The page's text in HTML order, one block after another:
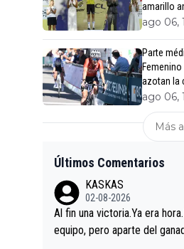
amarillo
ago 06,
Parte
azotan la
ago 06,
Más
Últimos Comentarios
KASKAS
02-08-2026
Al fin una victoria.Ya era
equipo, pero aparte del